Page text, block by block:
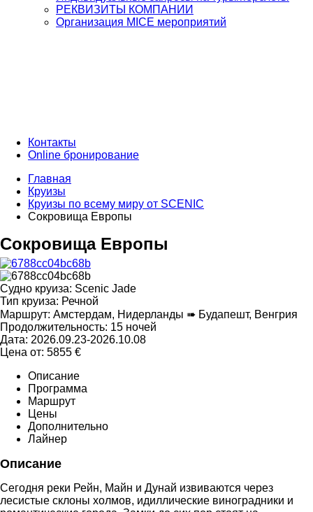
РЕКВИЗИТЫ КОМПАНИИ
Организация MICE мероприятий
Контакты
Online бронирование
Главная
Круизы
Круизы по всему миру от SCENIC
Сокровища Европы
Сокровища Европы
Судно круиза: Scenic Jade
Тип круиза: Речной
Маршрут: Амстердам, Нидерланды ➠ Будапешт, Венгрия
Продолжительность: 15 ночей
Дата: 2026.09.23-2026.10.08
Цена от: 5855 €
Описание
Программа
Маршрут
Цены
Дополнительно
Лайнер
Описание
Сегодня реки Рейн, Майн и Дунай извиваются через
лесистые склоны холмов, идиллические виноградники и